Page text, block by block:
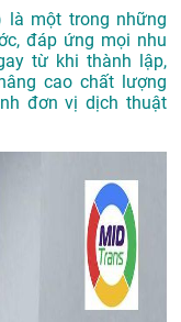
là một trong những
đáp ứng mọi nhu
từ khi thành lập,
cao chất lượng
đơn vị dịch thuật